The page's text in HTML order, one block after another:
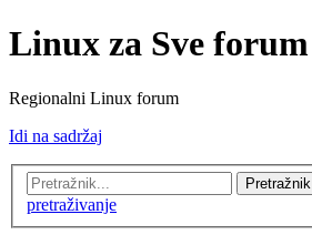
Linux za Sve forum
Regionalni Linux forum
Idi na sadržaj
Pretražnik
pretraživanje